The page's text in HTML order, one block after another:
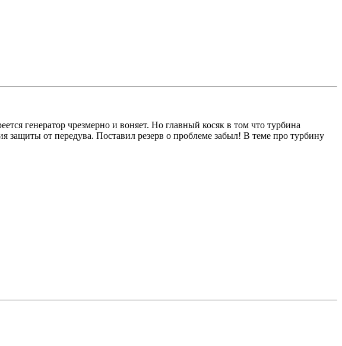
генератор чрезмерно и воняет. Но главный косяк в том что турбина
от передува. Поставил резерв о проблеме забыл! В теме про турбину